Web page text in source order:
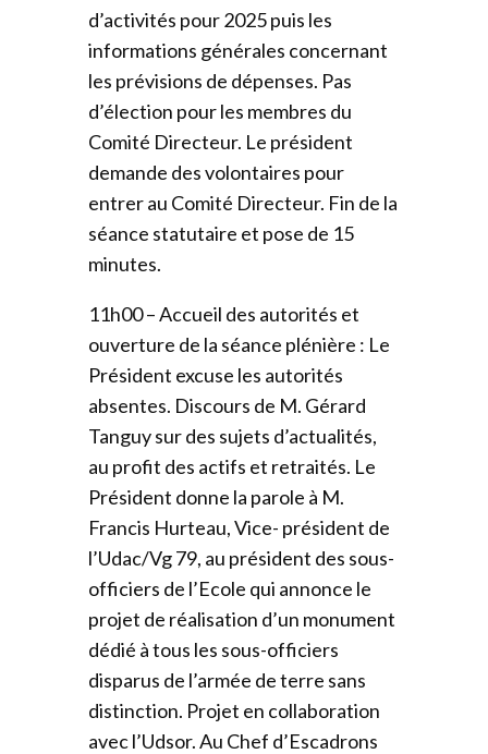
d’activités pour 2025 puis les
informations générales concernant
les prévisions de dépenses. Pas
d’élection pour les membres du
Comité Directeur. Le président
demande des volontaires pour
entrer au Comité Directeur. Fin de la
séance statutaire et pose de 15
minutes.
11h00 – Accueil des autorités et
ouverture de la séance plénière : Le
Président excuse les autorités
absentes. Discours de M. Gérard
Tanguy sur des sujets d’actualités,
au profit des actifs et retraités. Le
Président donne la parole à M.
Francis Hurteau, Vice- président de
l’Udac/Vg 79, au président des sous-
officiers de l’Ecole qui annonce le
projet de réalisation d’un monument
dédié à tous les sous-officiers
disparus de l’armée de terre sans
distinction. Projet en collaboration
avec l’Udsor. Au Chef d’Escadrons